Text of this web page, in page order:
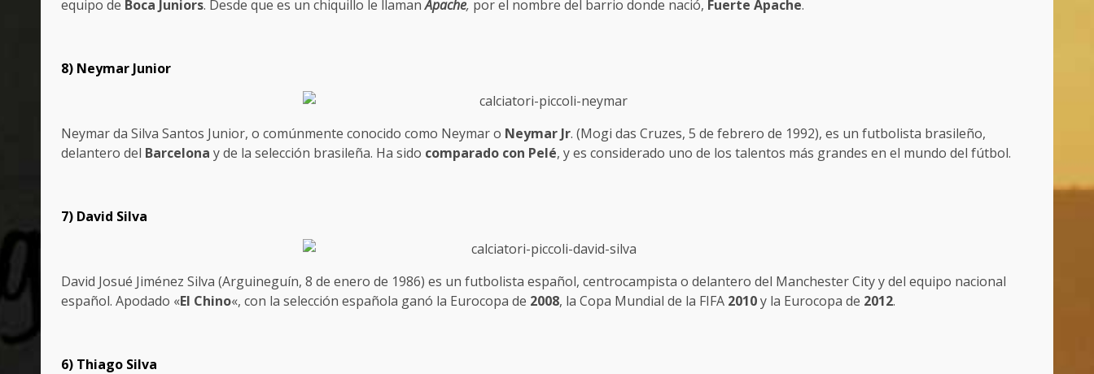
equipo de Boca Juniors. Desde que es un chiquillo le llamanApache, por el nombre del barrio donde nació, Fuerte Apache.
8) Neymar Junior
Neymar da Silva Santos Junior, o comúnmente conocido como Neymar o Neymar Jr. (Mogi das Cruzes, 5 de febrero de 1992), es un futbolista brasileño,
delantero del Barcelona y de la selección brasileña. Ha sido comparado con Pelé, y es considerado uno de los talentos más grandes en el mundo del fútbol.
7) David Silva
David Josué Jiménez Silva (Arguineguín, 8 de enero de 1986) es un futbolista español, centrocampista o delantero del Manchester City y del equipo nacional
español. Apodado «El Chino«, con la selección española ganó la Eurocopa de 2008, la Copa Mundial de la FIFA 2010y la Eurocopa de 2012.
6) Thiago Silva